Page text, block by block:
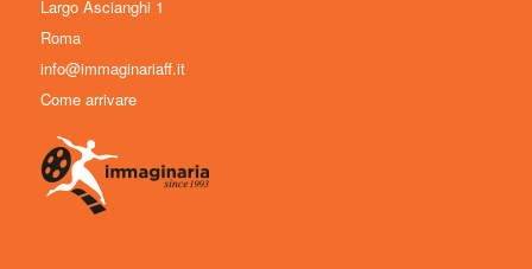
Largo Ascianghi 1
Roma
info@immaginariaff.it
Come arrivare